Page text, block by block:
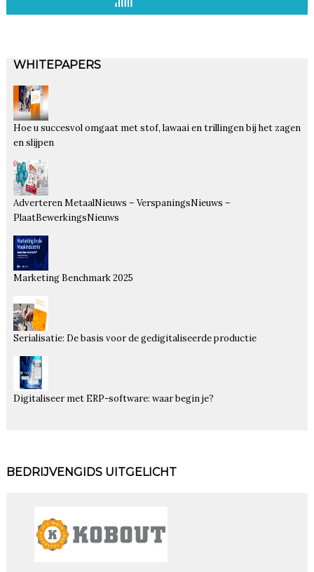
WHITEPAPERS
Hoe u succesvol omgaat met stof, lawaai en trillingen bij het zagen
en slijpen
Adverteren MetaalNieuws – VerspaningsNieuws –
PlaatBewerkingsNieuws
Marketing Benchmark 2025
Serialisatie: De basis voor de gedigitaliseerde productie
Digitaliseer met ERP-software: waar begin je?
BEDRIJVENGIDS UITGELICHT